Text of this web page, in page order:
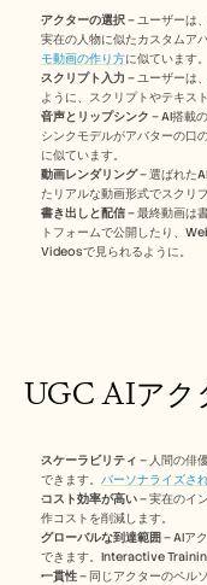
アクターの選択 – ユーザーは
実在の人物に似たカスタムア
モ動画の作り方に似ています。
スクリプト入力 – ユーザーは、
ように、スクリプトやテキス
音声とリップシンク – AI搭載
シンクモデルがアバターの
に似ています。
動画レンダリング – 選ばれた
たリアルな動画形式でスクリ
書き出しと配信 – 最終動画は
トフォームで公開したり、
Videosで見られるように。
UGC AIアク
スケーラビリティ – 人間の俳
できます。 パーソナライズさ
コスト効率が高い – 実在のイ
作コストを削減します。
グローバルな到達範囲 – AIア
できます。Interactive
一貫性 – 同じアクターのペル
ヘルプセンター
料金
採用情報